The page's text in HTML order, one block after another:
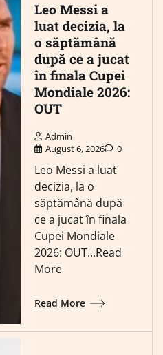
Leo Messi a
luat decizia, la
o săptămână
după ce a jucat
în finala Cupei
Mondiale 2026:
OUT
Admin
August 6, 2026
0
Leo Messi a luat
decizia, la o
săptămână după
ce a jucat în finala
Cupei Mondiale
2026: OUT...Read
More
Read More